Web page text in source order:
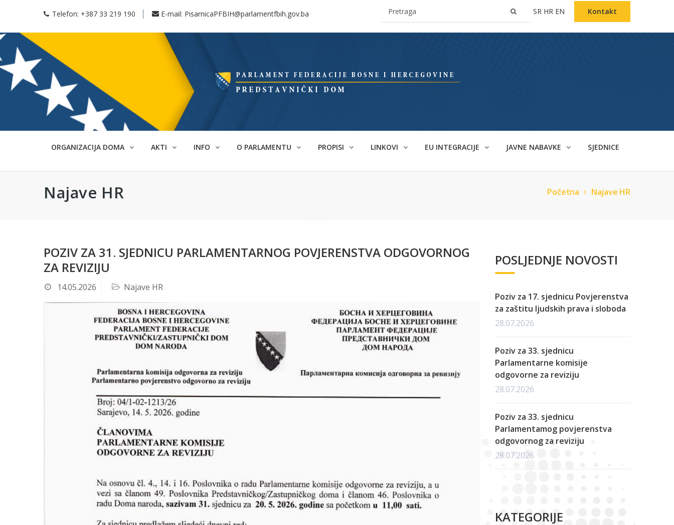
Telefon: +387 33 219 190 E-mail: PisarnicaPFBIH@parlamentfbih.gov.ba SR HR EN Kontakt
ORGANIZACIJA DOMA AKTI INFO O PARLAMENTU PROPISI LINKOVI EU INTEGRACIJE JAVNE NABAVKE SJEDNICE
Najave HR Početna Najave HR
POZIV ZA 31. SJEDNICU PARLAMENTARNOG POVJERENSTVA ODGOVORNOG
ZA REVIZIJU
14.05.2026 Najave HR
POSLJEDNJE NOVOSTI
Poziv za 17. sjednicu Povjerenstva
za zaštitu ljudskih prava i sloboda
28.07.2026
Poziv za 33. sjednicu
Parlamentarne komisije
odgovorne za reviziju
28.07.2026
Poziv za 33. sjednicu
Parlamentamog povjerenstva
odgovornog za reviziju
28.07.2026
KATEGORIJE